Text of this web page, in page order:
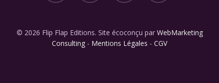
© 2026 Flip Flap Editions. Site écoconçu par WebMarketing
Consulting - Mentions Légales - CGV